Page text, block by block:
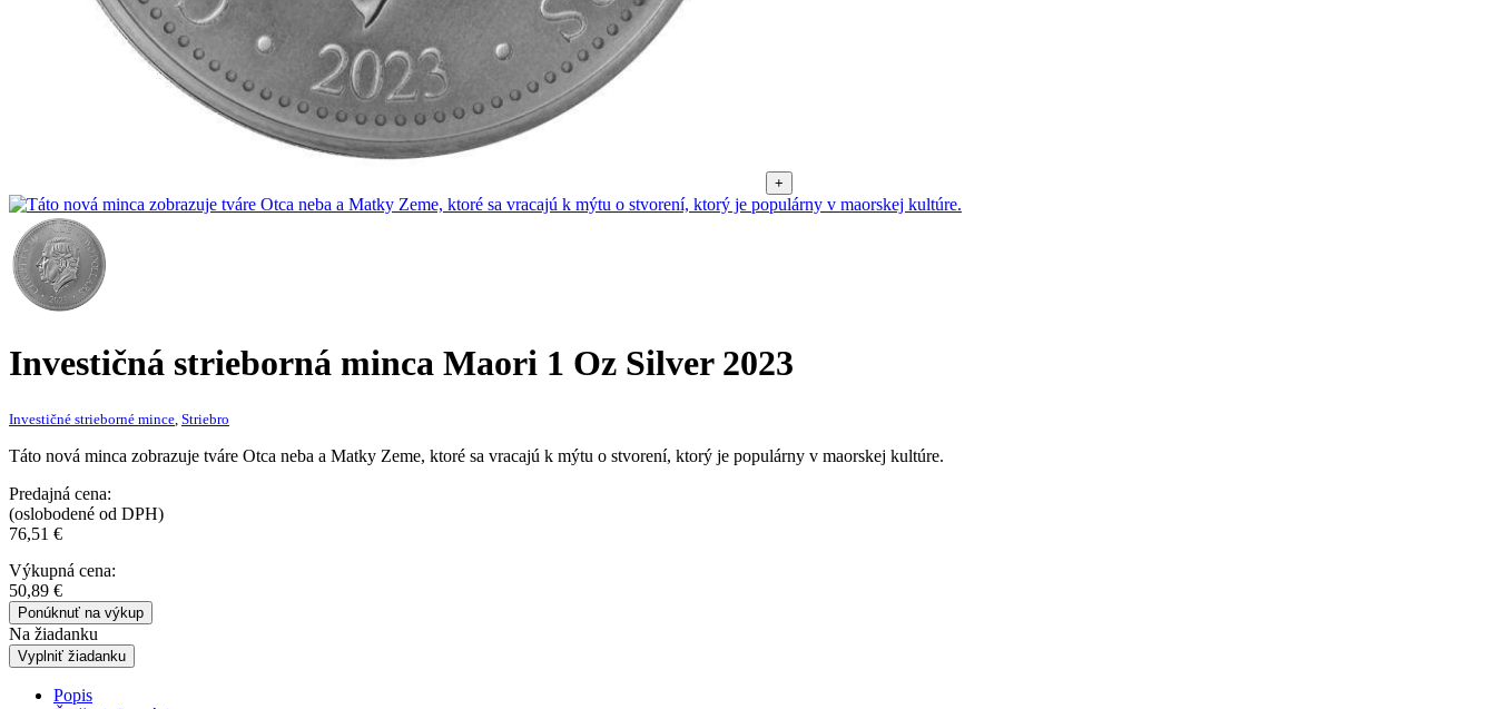
+
Investičná strieborná minca Maori 1 Oz Silver 2023
Investičné strieborné mince Striebro
Táto nová minca zobrazuje tváre Otca neba a Matky Zeme, ktoré sa vracajú k mýtu o stvorení, ktorý je populárny v maorskej kultúre.
Predajná cena:
(oslobodené od DPH)
76,51 €
Výkupná cena:
50,89 €
Ponúknuť na výkup
Na žiadanku
Vyplniť žiadanku
Popis